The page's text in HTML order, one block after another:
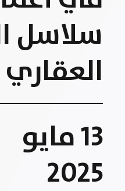
سلاسل
العقاري
13 مايو
2025